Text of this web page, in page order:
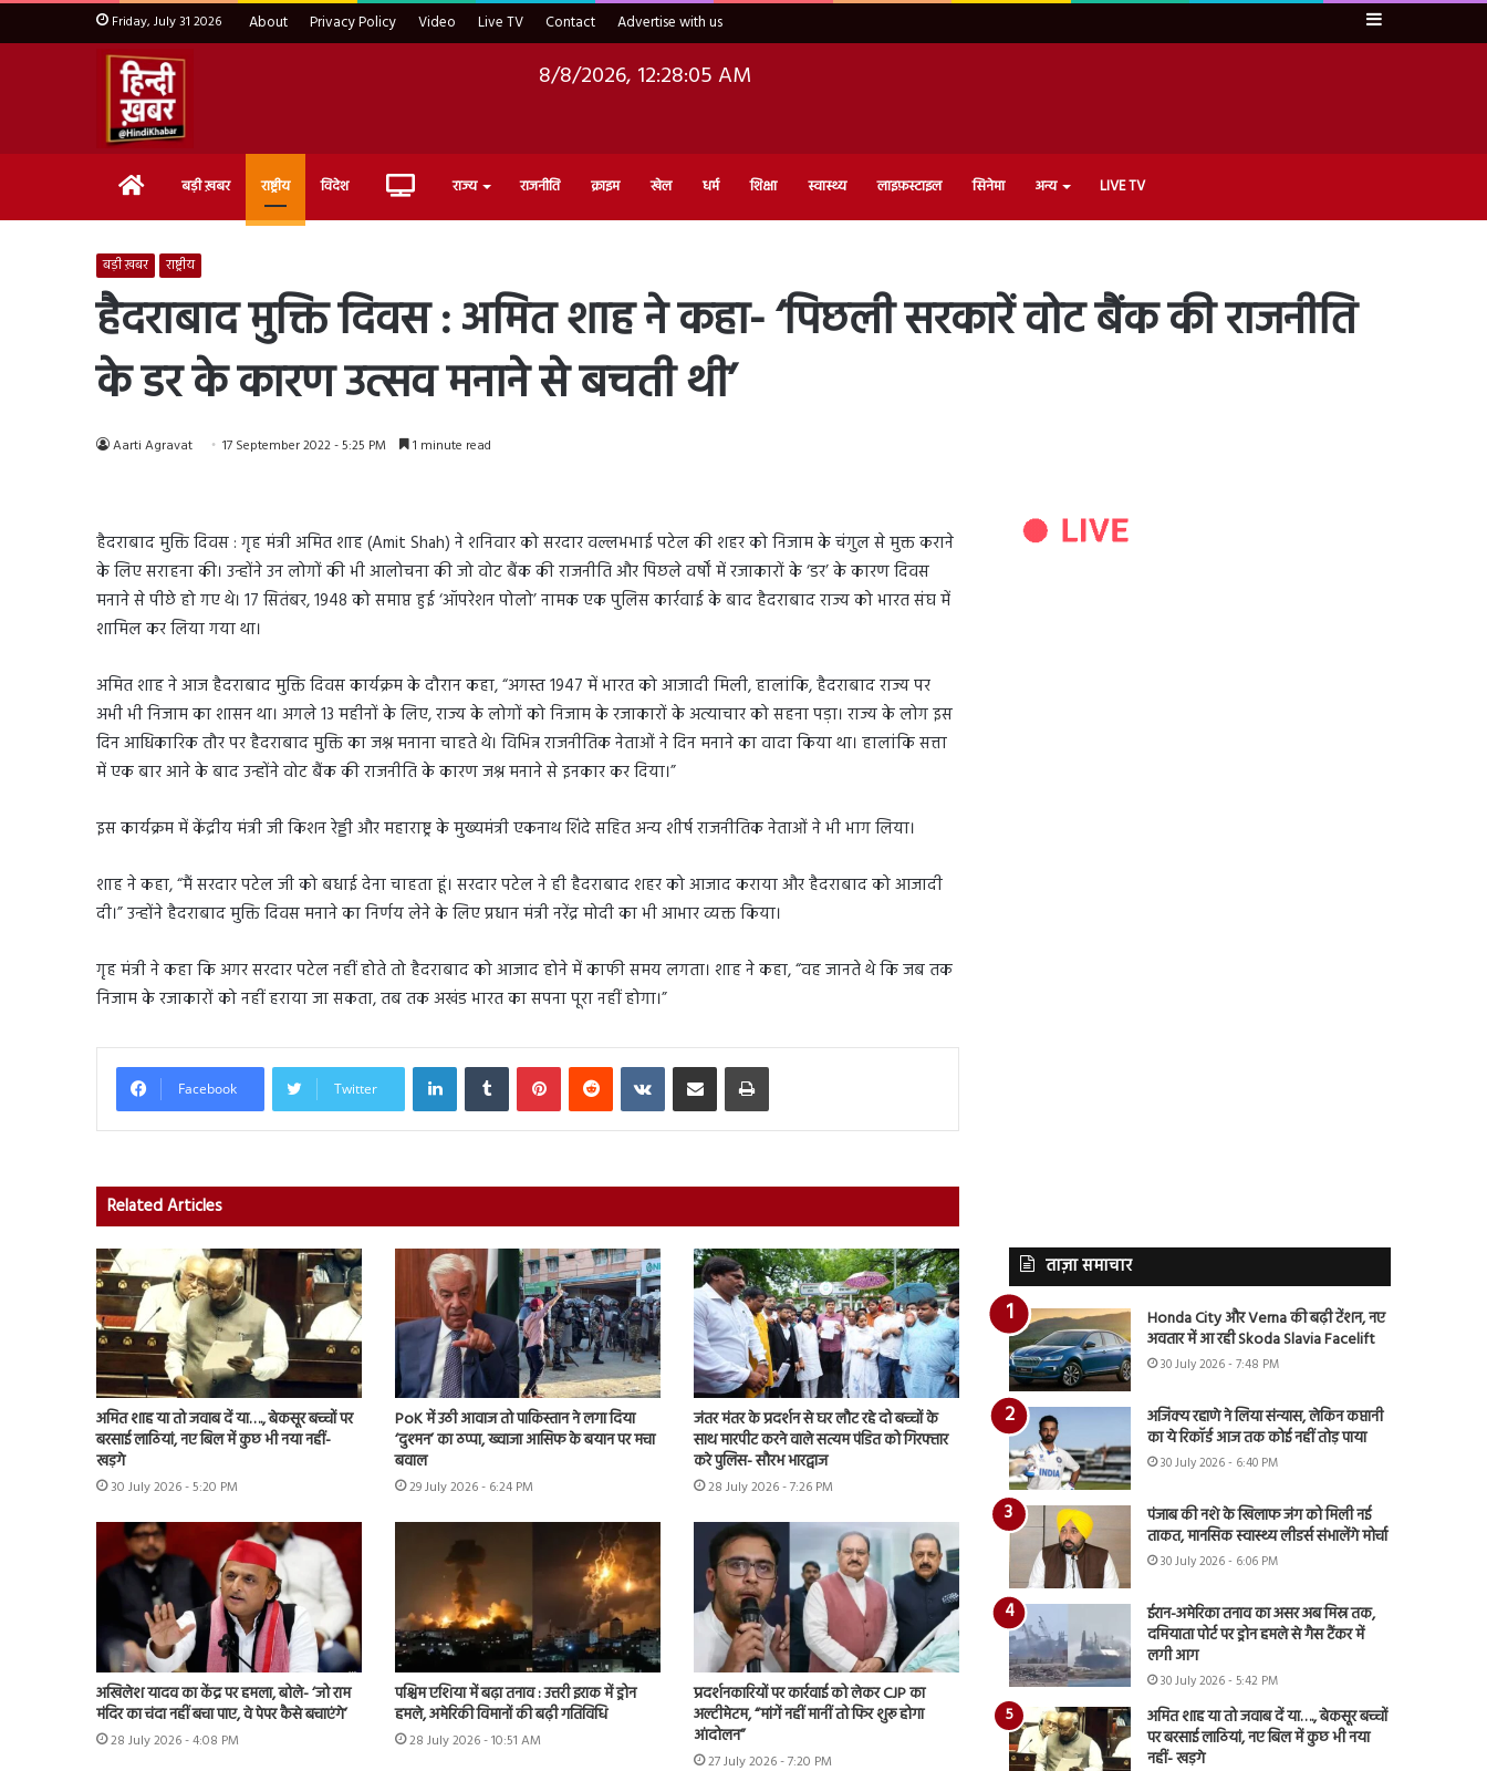
Friday, July 31 2026 About Privacy Policy Video Live TV Contact Advertise with us Sidebar
8/8/2026, 12:28:07 AM
Home बड़ी ख़बर राष्ट्रीय विदेश Live राज्य राजनीति क्राइम खेल धर्म शिक्षा स्वास्थ्य लाइफ़स्टाइल सिनेमा अन्य LIVE TV
बड़ी ख़बर राष्ट्रीय
हैदराबाद मुक्ति दिवस : अमित शाह ने कहा- ‘पिछली सरकारें वोट बैंक की राजनीति
के डर के कारण उत्सव मनाने से बचती थी’
Aarti Agravat 17 September 2022 - 5:25 PM 1 minute read
हैदराबाद मुक्ति दिवस : गृह मंत्री अमित शाह (Amit Shah) ने शनिवार को सरदार वल्लभभाई पटेल की शहर को निजाम के चंगुल से मुक्त कराने
के लिए सराहना की। उन्होंने उन लोगों की भी आलोचना की जो वोट बैंक की राजनीति और पिछले वर्षों में रजाकारों के ‘डर’ के कारण दिवस
मनाने से पीछे हो गए थे। 17 सितंबर, 1948 को समाप्त हुई ‘ऑपरेशन पोलो’ नामक एक पुलिस कार्रवाई के बाद हैदराबाद राज्य को भारत संघ में
शामिल कर लिया गया था।
अमित शाह ने आज हैदराबाद मुक्ति दिवस कार्यक्रम के दौरान कहा, “अगस्त 1947 में भारत को आजादी मिली, हालांकि, हैदराबाद राज्य पर
अभी भी निजाम का शासन था। अगले 13 महीनों के लिए, राज्य के लोगों को निजाम के रजाकारों के अत्याचार को सहना पड़ा। राज्य के लोग इस
दिन आधिकारिक तौर पर हैदराबाद मुक्ति का जश्न मनाना चाहते थे। विभिन्न राजनीतिक नेताओं ने दिन मनाने का वादा किया था। हालांकि सत्ता
में एक बार आने के बाद उन्होंने वोट बैंक की राजनीति के कारण जश्न मनाने से इनकार कर दिया।”
इस कार्यक्रम में केंद्रीय मंत्री जी किशन रेड्डी और महाराष्ट्र के मुख्यमंत्री एकनाथ शिंदे सहित अन्य शीर्ष राजनीतिक नेताओं ने भी भाग लिया।
शाह ने कहा, “मैं सरदार पटेल जी को बधाई देना चाहता हूं। सरदार पटेल ने ही हैदराबाद शहर को आजाद कराया और हैदराबाद को आजादी
दी।” उन्होंने हैदराबाद मुक्ति दिवस मनाने का निर्णय लेने के लिए प्रधान मंत्री नरेंद्र मोदी का भी आभार व्यक्त किया।
गृह मंत्री ने कहा कि अगर सरदार पटेल नहीं होते तो हैदराबाद को आजाद होने में काफी समय लगता। शाह ने कहा, “वह जानते थे कि जब तक
निजाम के रजाकारों को नहीं हराया जा सकता, तब तक अखंड भारत का सपना पूरा नहीं होगा।”
Facebook Twitter
LinkedInTumblr PinterestReddit VKontakteShare via Email Print
Related Articles
अमित शाह या तो जवाब दें या…., बेकसूर बच्चों पर
बरसाई लाठियां, नए बिल में कुछ भी नया नहीं-
खड़गे
30 July 2026 - 5:20 PM
PoK में उठी आवाज तो पाकिस्तान ने लगा दिया
‘दुश्मन’ का ठप्पा, ख्वाजा आसिफ के बयान पर मचा
बवाल
29 July 2026 - 6:24 PM
जंतर मंतर के प्रदर्शन से घर लौट रहे दो बच्चों के
साथ मारपीट करने वाले सत्यम पंडित को गिरफ्तार
करे पुलिस- सौरभ भारद्वाज
28 July 2026 - 7:26 PM
अखिलेश यादव का केंद्र पर हमला, बोले- ‘जो राम
मंदिर का चंदा नहीं बचा पाए, वे पेपर कैसे बचाएंगे’
28 July 2026 - 4:08 PM
पश्चिम एशिया में बढ़ा तनाव : उत्तरी इराक में ड्रोन
हमले, अमेरिकी विमानों की बढ़ी गतिविधि
28 July 2026 - 10:51 AM
प्रदर्शनकारियों पर कार्रवाई को लेकर CJP का
अल्टीमेटम, “मांगें नहीं मानीं तो फिर शुरू होगा
आंदोलन”
27 July 2026 - 7:20 PM
ताज़ा समाचार
Honda City और Verna की बढ़ी टेंशन, नए
अवतार में आ रही Skoda Slavia Facelift
30 July 2026 - 7:48 PM
अजिंक्य रहाणे ने लिया संन्यास, लेकिन कप्तानी
का ये रिकॉर्ड आज तक कोई नहीं तोड़ पाया
30 July 2026 - 6:40 PM
पंजाब की नशे के खिलाफ जंग को मिली नई
ताकत, मानसिक स्वास्थ्य लीडर्स संभालेंगे मोर्चा
30 July 2026 - 6:06 PM
ईरान-अमेरिका तनाव का असर अब मिस्र तक,
दमियाता पोर्ट पर ड्रोन हमले से गैस टैंकर में
लगी आग
30 July 2026 - 5:42 PM
अमित शाह या तो जवाब दें या…., बेकसूर बच्चों
पर बरसाई लाठियां, नए बिल में कुछ भी नया
नहीं- खड़गे